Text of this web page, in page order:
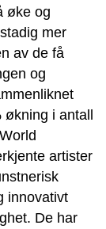
øke og
mer
av de få
og
økning i antall
artister
innovativt
De har